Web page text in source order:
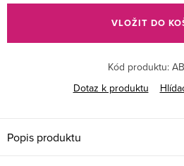
cena:
VLOŽIT DO
Kód produktu:
Dotaz k produktu
Popis produktu